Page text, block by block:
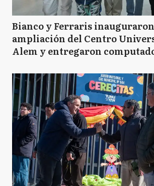
Bianco y Ferraris
ampliación del Centro
Alem y entregaron